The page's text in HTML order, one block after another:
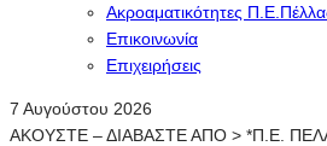
Ακροαματικότητες
Επικοινωνία
Επιχειρήσεις
7 Αυγούστου 2026
ΑΚΟΥΣΤΕ – ΔΙΑΒΑΣΤΕ ΑΠΟ > *Π.Ε.